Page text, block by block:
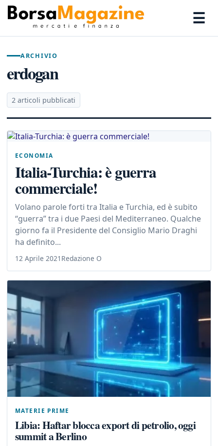
☰
ARCHIVIO
erdogan
2 articoli pubblicati
ECONOMIA
Italia-Turchia: è guerra
commerciale!
Volano parole forti tra Italia e Turchia, ed è subito
“guerra” tra i due Paesi del Mediterraneo. Qualche
giorno fa il Presidente del Consiglio Mario Draghi
ha definito...
12 Aprile 2021 Redazione O
MATERIE PRIME
Libia: Haftar blocca export di petrolio, oggi
summit a Berlino